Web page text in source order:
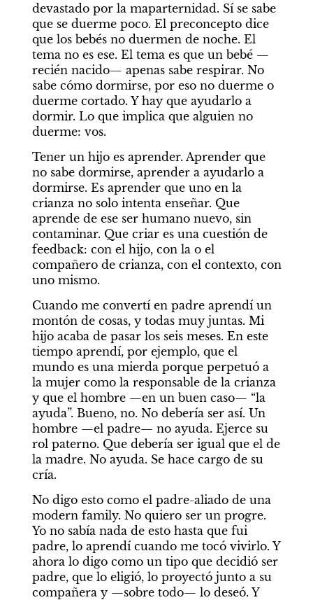
devastado por la maparternidad. Sí se sabe
que se duerme poco. El preconcepto dice
que los bebés no duermen de noche. El
tema no es ese. El tema es que un bebé —
recién nacido— apenas sabe respirar. No
sabe cómo dormirse, por eso no duerme o
duerme cortado. Y hay que ayudarlo a
dormir. Lo que implica que alguien no
duerme: vos.
Tener un hijo es aprender. Aprender que
no sabe dormirse, aprender a ayudarlo a
dormirse. Es aprender que uno en la
crianza no solo intenta enseñar. Que
aprende de ese ser humano nuevo, sin
contaminar. Que criar es una cuestión de
feedback: con el hijo, con la o el
compañero de crianza, con el contexto, con
uno mismo.
Cuando me convertí en padre aprendí un
montón de cosas, y todas muy juntas. Mi
hijo acaba de pasar los seis meses. En este
tiempo aprendí, por ejemplo, que el
mundo es una mierda porque perpetuó a
la mujer como la responsable de la crianza
y que el hombre —en un buen caso— “la
ayuda”. Bueno, no. No debería ser así. Un
hombre —el padre— no ayuda. Ejerce su
rol paterno. Que debería ser igual que el de
la madre. No ayuda. Se hace cargo de su
cría.
No digo esto como el padre-aliado de una
modern family. No quiero ser un progre.
Yo no sabía nada de esto hasta que fui
padre, lo aprendí cuando me tocó vivirlo. Y
ahora lo digo como un tipo que decidió ser
padre, que lo eligió, lo proyectó junto a su
compañera y —sobre todo— lo deseó. Y